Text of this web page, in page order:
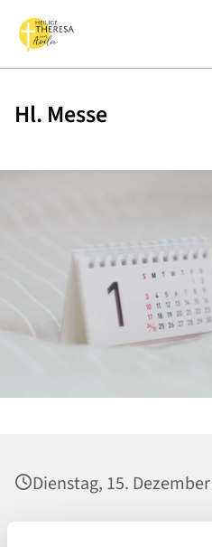
Hl. Messe
Dienstag, 15.
St. Maria Magdalena,